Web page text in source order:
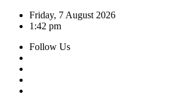
Skip
Friday, 7 August 2026
1:42 pm
Follow Us